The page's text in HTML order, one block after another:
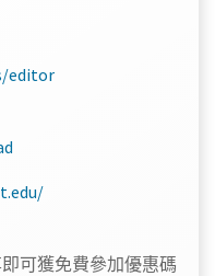
editor
可獲免費參加優惠碼